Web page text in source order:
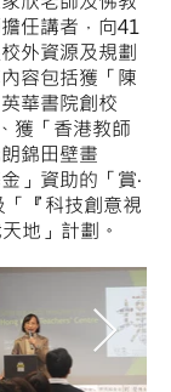
任講者，向41
外資源及規劃
容包括獲「陳
華書院創校
獲「香港教師
錦田壁畫
」資助的「賞‧
『科技創意視
地」計劃。